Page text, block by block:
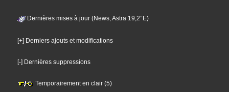
Dernières mises à jour (News, Astra 19,2°E)
[+] Derniers ajouts et modifications
[-] Dernières suppressions
Temporairement en clair (5)